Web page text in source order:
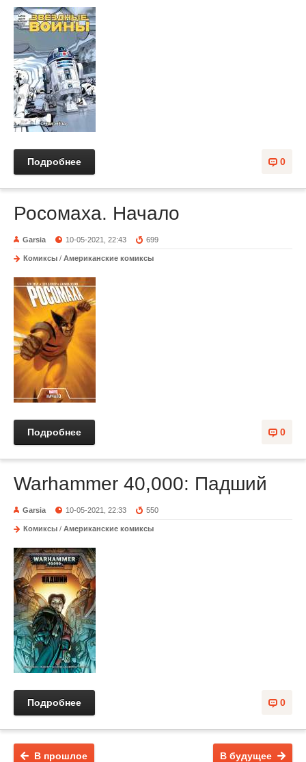
0
Подробнее
Росомаха. Начало
Garsia 10-05-2021, 22:43 699
Комиксы / Американские комиксы
0
Подробнее
Warhammer 40,000: Падший
Garsia 10-05-2021, 22:33 550
Комиксы / Американские комиксы
0
Подробнее
В будущее
В прошлое